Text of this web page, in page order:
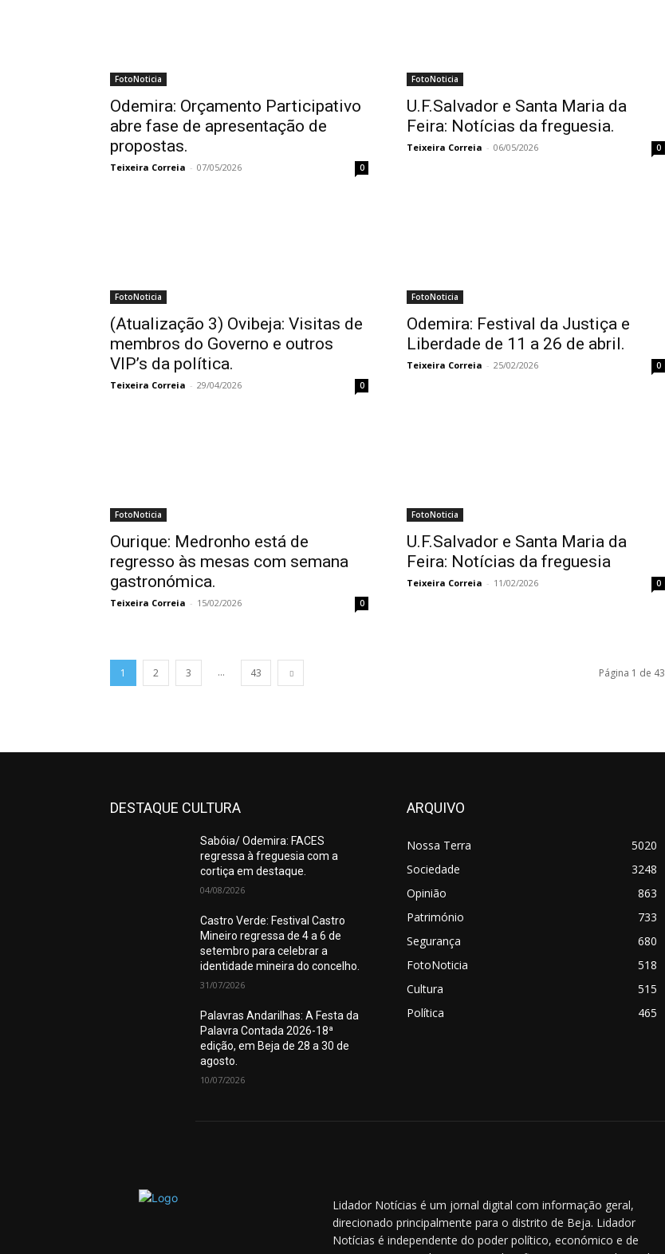
FotoNoticia
Odemira: Orçamento Participativo
abre fase de apresentação de
propostas.
Teixeira Correia - 07/05/2026 0
FotoNoticia
U.F.Salvador e Santa Maria da
Feira: Notícias da freguesia.
Teixeira Correia - 06/05/2026 0
FotoNoticia
(Atualização 3) Ovibeja: Visitas de
membros do Governo e outros
VIP’s da política.
Teixeira Correia - 29/04/2026 0
FotoNoticia
Odemira: Festival da Justiça e
Liberdade de 11 a 26 de abril.
Teixeira Correia - 25/02/2026 0
FotoNoticia
Ourique: Medronho está de
regresso às mesas com semana
gastronómica.
Teixeira Correia - 15/02/2026 0
FotoNoticia
U.F.Salvador e Santa Maria da
Feira: Notícias da freguesia
Teixeira Correia - 11/02/2026 0
1 2 3 ... 43 Página 1 de 43
DESTAQUE CULTURA
Sabóia/ Odemira: FACES
regressa à freguesia com a
cortiça em destaque.
04/08/2026
Castro Verde: Festival Castro
Mineiro regressa de 4 a 6 de
setembro para celebrar a
identidade mineira do concelho.
31/07/2026
Palavras Andarilhas: A Festa da
Palavra Contada 2026-18ª
edição, em Beja de 28 a 30 de
agosto.
10/07/2026
ARQUIVO
Nossa Terra
5020
Sociedade
3248
Opinião
863
Património
733
Segurança
680
FotoNoticia
518
Cultura
515
Política
465
Lidador Notícias é um jornal digital com informação geral,
direcionado principalmente para o distrito de Beja. Lidador
Notícias é independente do poder político, económico e de